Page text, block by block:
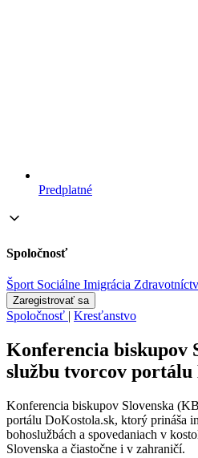
Predplatné
Spoločnosť
Šport Sociálne Imigrácia
Zaregistrovať sa
Spoločnosť | Kresťanstvo
Konferencia biskupov
službu tvorcov portálu
Konferencia biskupov Slovenska
portálu DoKostola.sk, ktorý prináša
bohoslužbách a spovedaniach v
Slovenska a čiastočne i v zahraničí.